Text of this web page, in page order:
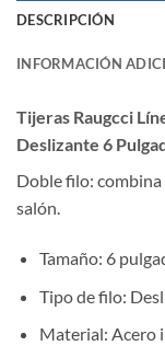
DESCRIPCIÓN
INFORMACIÓN
Tijeras Raugcci
Deslizante 6
Doble filo:
salón.
Tamaño: 6
Tipo de filo:
Material: Acero